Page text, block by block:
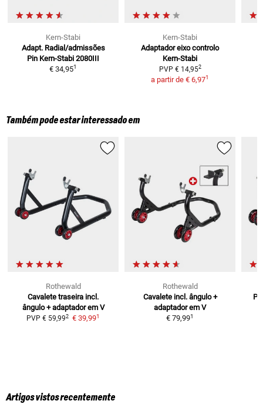
Kern-Stabi
Adapt. Radial/admissões
Pin Kern-Stabi 2080III
€ 34,951
Kern-Stabi
Adaptador eixo controlo
Kern-Stabi
PVP € 14,952
a partir de € 6,971
Também pode estar interessado em
Rothewald
Cavalete traseira incl.
ângulo + adaptador em V
PVP € 59,992 € 39,991
Rothewald
Cavalete incl. ângulo +
adaptador em V
€ 79,991
Artigos vistos recentemente